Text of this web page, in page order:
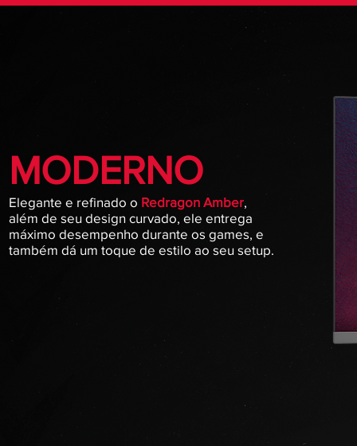
MODERNO
Elegante e refinado o Redragon Amber,
além de seu design curvado, ele entrega
máximo desempenho durante os games, e
também dá um toque de estilo ao seu setup.